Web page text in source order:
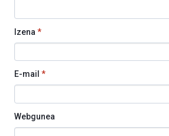
Izena *
E-mail *
Webgunea